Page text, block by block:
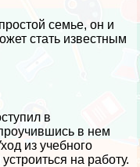
семье, он и
стать известным
в
в нем
из учебного
на работу.